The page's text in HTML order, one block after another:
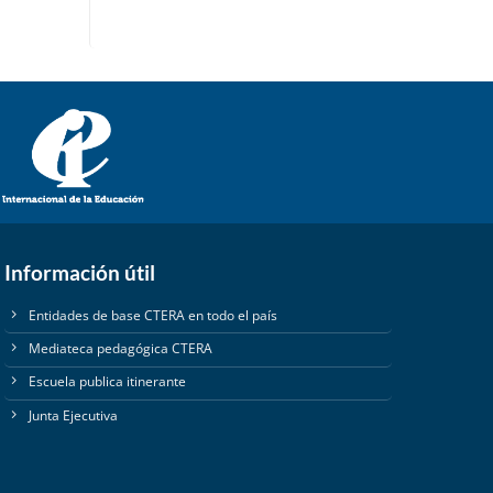
Información útil
Entidades de base CTERA en todo el país
Mediateca pedagógica CTERA
Escuela publica itinerante
Junta Ejecutiva